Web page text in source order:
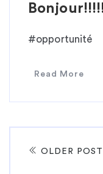
#opportunité
Read More
OLDER